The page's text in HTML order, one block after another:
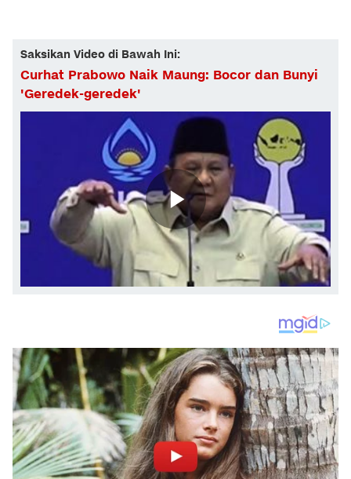
Saksikan Video di Bawah Ini:
Curhat Prabowo Naik Maung: Bocor dan Bunyi
'Geredek-geredek'